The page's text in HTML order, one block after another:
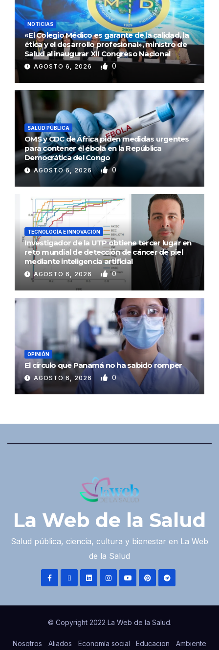
NOTICIAS
«El Colegio Médico es garante de la calidad, la
ética y el desarrollo profesional», ministro de
Salud al inaugurar XII Congreso Nacional
AGOSTO 6, 2026 0
SALUD PÚBLICA
OMS y CDC de África piden medidas urgentes
para contener el ébola en la República
Democrática del Congo
AGOSTO 6, 2026 0
TECNOLOGÍA E INNOVACIÓN
Investigador de la UTP obtiene tercer lugar en
reto mundial de detección de cáncer de piel
mediante inteligencia artificial
AGOSTO 6, 2026 0
OPINIÓN
El círculo que Panamá no ha sabido romper
AGOSTO 6, 2026 0
La Web de la Salud
Salud pública, ciencia, cultura y bienestar en La Web
de la Salud
© Copyright 2022 La Web de la Salud.
Nosotros Aliados Economía social Educacion Ambiente